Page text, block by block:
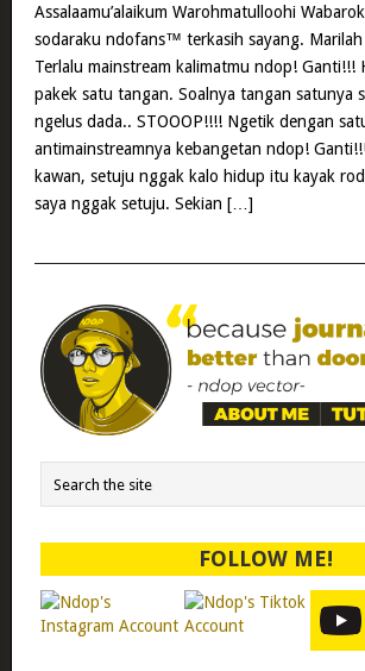
Assalaamu’alaikum Warohmatulloohi
sodaraku ndofans™ terkasih sayang.
Terlalu mainstream kalimatmu ndop! Ganti!!!
pakek satu tangan. Soalnya tangan satunya
ngelus dada.. STOOOP!!!! Ngetik dengan
antimainstreamnya kebangetan ndop!
kawan, setuju nggak kalo hidup itu kayak
saya nggak setuju. Sekian […]
FOLLOW ME!